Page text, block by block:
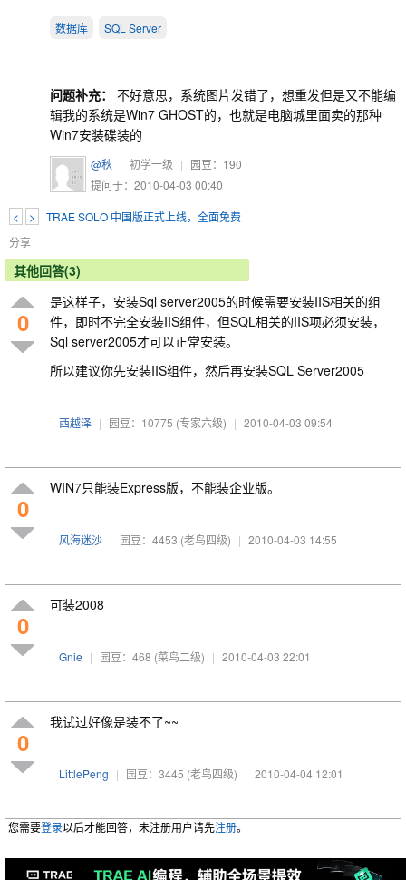
数据库 SQL Server
问题补充：
不好意思，系统图片发错了，想重发但是又不能编
辑我的系统是Win7 GHOST的，也就是电脑城里面卖的那种
Win7安装碟装的
@秋 | 初学一级 | 园豆： 190
提问于：2010-04-03 00:40
< >
TRAE SOLO 中国版正式上线，全面免费
分享
其他回答(3)
0
是这样子，安装Sql server2005的时候需要安装IIS相关的组
件，即时不完全安装IIS组件，但SQL相关的IIS项必须安装，
Sql server2005才可以正常安装。
所以建议你先安装IIS组件，然后再安装SQL Server2005
西越泽 | 园豆：10775 (专家六级) | 2010-04-03 09:54
0
WIN7只能装Express版，不能装企业版。
风海迷沙 | 园豆：4453 (老鸟四级) | 2010-04-03 14:55
0
可装2008
Gnie | 园豆：468 (菜鸟二级) | 2010-04-03 22:01
0
我试过好像是装不了~~
LittlePeng | 园豆：3445 (老鸟四级) | 2010-04-04 12:01
您需要登录以后才能回答，未注册用户请先注册。